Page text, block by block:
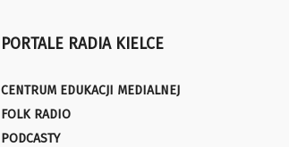
PORTALE RADIA KIELCE
CENTRUM EDUKACJI MEDIALNEJ
FOLK RADIO
PODCASTY